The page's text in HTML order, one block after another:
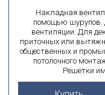
Накладная
помощью шурупов.
вентиляции. Для
приточных или
общественных и
потолочного
Решетки